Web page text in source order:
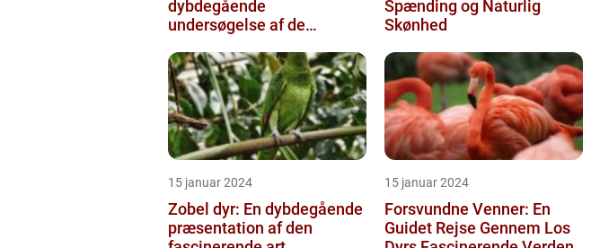
dybdegående
undersøgelse af de
Spænding og Naturlig
Skønhed
15 januar 2024
Zobel dyr: En dybdegående
præsentation af den
15 januar 2024
Forsvundne Venner: En
Guidet Rejse Gennem Los